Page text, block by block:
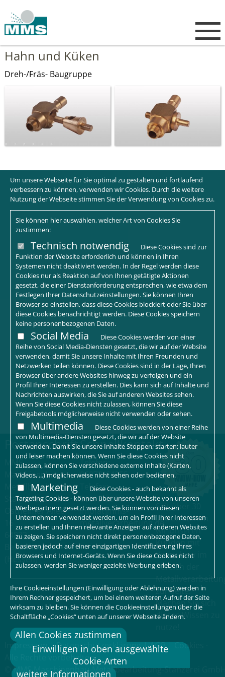
Hahn und Küken
Dreh-/Fräs- Baugruppe
Postanschrift
MMS
Maschinenbau-
Metallbearbeitung-
Stanzerei GmbH
Ostheimer Allee
64832
Babenhausen
(Hessen)
Schnellkontakt
Telefon:
06073/64255
Telefax:
06073/2960
info[at]mms-
metallverarbeitung.de
Seit über 30
Jahren stehen
wir unseren
Kunden mit
Know-how im
Bereich der
zur Seite.
Machen Sie sich
dieses Wissen zu
Impressum|Datenschutzerklärung|AGB|Cookies
Alle Rechte vorbehalten
© MMS Maschinenbau-Metallbearbeitung-Stanzerei
Um unsere Webseite für Sie optimal zu gestalten und fortlaufend
verbessern zu können, verwenden wir Cookies. Durch die weitere
Nutzung der Webseite stimmen Sie der Verwendung von Cookies zu.
Sie können hier auswählen, welcher Art von Cookies Sie
zustimmen:
Technisch notwendig
Diese Cookies sind zur
Funktion der Website erforderlich und können in Ihren
Systemen nicht deaktiviert werden. In der Regel werden diese
Cookies nur als Reaktion auf von Ihnen getätigte Aktionen
gesetzt, die einer Dienstanforderung entsprechen, wie etwa dem
Festlegen Ihrer Datenschutzeinstellungen. Sie können Ihren
Browser so einstellen, dass diese Cookies blockiert oder Sie über
diese Cookies benachrichtigt werden. Diese Cookies speichern
keine personenbezogenen Daten.
Social Media
Diese Cookies werden von einer
Reihe von Social Media-Diensten gesetzt, die wir auf der Website
verwenden, damit Sie unsere Inhalte mit Ihren Freunden und
Netzwerken teilen können. Diese Cookies sind in der Lage, Ihren
Browser über andere Websites hinweg zu verfolgen und ein
Profil Ihrer Interessen zu erstellen. Dies kann sich auf Inhalte und
Nachrichten auswirken, die Sie auf anderen Websites sehen.
Wenn Sie diese Cookies nicht zulassen, können Sie diese
Freigabetools möglicherweise nicht verwenden oder sehen.
Multimedia
Diese Cookies werden von einer Reihe
von Multimedia-Diensten gesetzt, die wir auf der Website
verwenden. Damit Sie unsere Inhalte Stoppen; starten; lauter
und leiser machen können. Wenn Sie diese Cookies nicht
zulassen, können Sie verschiedene externe Inhalte (Karten,
Videos, ...) möglicherweise nicht sehen oder bedienen.
Marketing
Diese Cookies - auch bekannt als
Targeting Cookies - können über unsere Website von unseren
Werbepartnern gesetzt werden. Sie können von diesen
Unternehmen verwendet werden, um ein Profil Ihrer Interessen
zu erstellen und Ihnen relevante Anzeigen auf anderen Websites
zu zeigen. Sie speichern nicht direkt personenbezogene Daten,
basieren jedoch auf einer einzigartigen Identifizierung Ihres
Browsers und Internet-Geräts. Wenn Sie diese Cookies nicht
zulassen, werden Sie weniger gezielte Werbung erleben.
Ihre Cookieeinstellungen (Einwilligung oder Ablehnung) werden in
Ihrem Rechner gespeichert, um bei einem weiteren Aufruf der Seite
wirksam zu bleiben. Sie können die Cookieeinstellungen über die
Schaltfläche „Cookies“ unten auf unserer Webseite ändern.
Allen Cookies zustimmen
Einwilligen in oben ausgewählte
Cookie-Arten
weitere Informationen